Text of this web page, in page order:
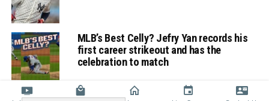
MLB’s Best Celly? Jefry Yan records his
first career strikeout and has the
celebration to match